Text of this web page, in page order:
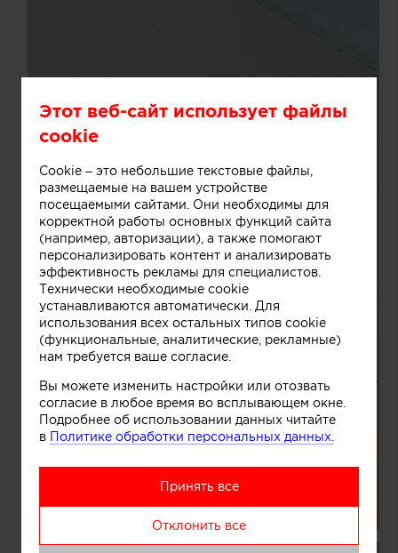
Этот веб-сайт использует файлы
cookie
Cookie – это небольшие текстовые файлы,
размещаемые на вашем устройстве
посещаемыми сайтами. Они необходимы для
корректной работы основных функций сайта
(например, авторизации), а также помогают
персонализировать контент и анализировать
эффективность рекламы для специалистов.
Технически необходимые cookie
устанавливаются автоматически. Для
использования всех остальных типов cookie
(функциональные, аналитические, рекламные)
нам требуется ваше согласие.
Вы можете изменить настройки или отозвать
согласие в любое время во всплывающем окне.
Подробнее об использовании данных читайте
в Политике обработки персональных данных.
Принять все
Отклонить все